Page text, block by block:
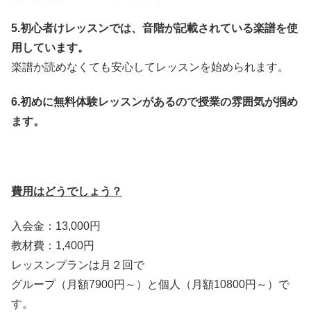
5.初心者けレッスンでは、音階が記載されている楽譜を使
用しています。
楽譜か読めなくても安心してレッスンを始められます。
6.初めに無料体験レッスンがあるので授業の雰囲気が掴め
ます。
費用はどうでしょう？
入会金：13,000円
教材費：1,400円
レッスンプランは月２回で
グループ（月額7900円～）と個人（月額10800円～）で
す。